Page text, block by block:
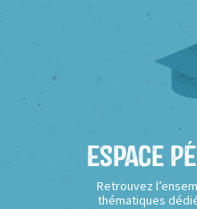
Espace
Retrouvez
thématiques